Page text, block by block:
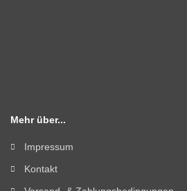
Mehr über...
Impressum
Kontakt